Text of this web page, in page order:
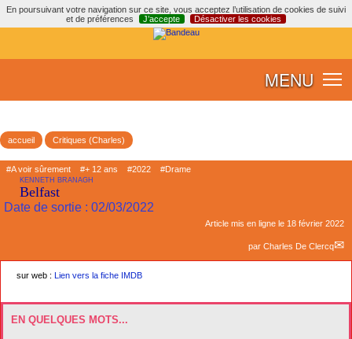
En poursuivant votre navigation sur ce site, vous acceptez l’utilisation de cookies de suivi
et de préférences
J’accepte Désactiver les cookies
MENU
accueil Critiques (Charles)
#A voir sûrement #+ 12 ans #2022 #Drame
KENNETH BRANAGH
Belfast
Date de sortie : 02/03/2022
Article mis en ligne le 18 février 2022
par Charles De Clercq
EN QUELQUES MOTS...
sur web : Lien vers la fiche IMDB